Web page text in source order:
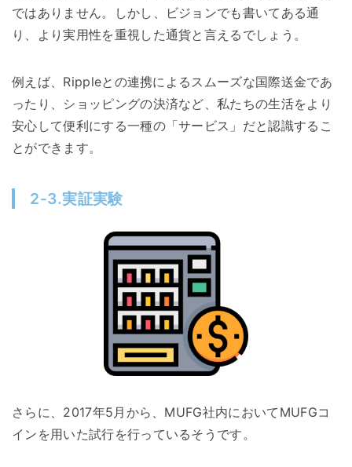
ではありません。しかし、ビジョンでも書いてある通
り、より実用性を重視した通貨と言えるでしょう。
例えば、Rippleとの連携によるスムーズな国際送金であ
ったり、ショッピングの決済など、私たちの生活をより
安心して便利にする一種の「サービス」だと認識するこ
とができます。
2-3.実証実験
さらに、2017年5月から、MUFG社内においてMUFGコ
インを用いた試行を行っているそうです。